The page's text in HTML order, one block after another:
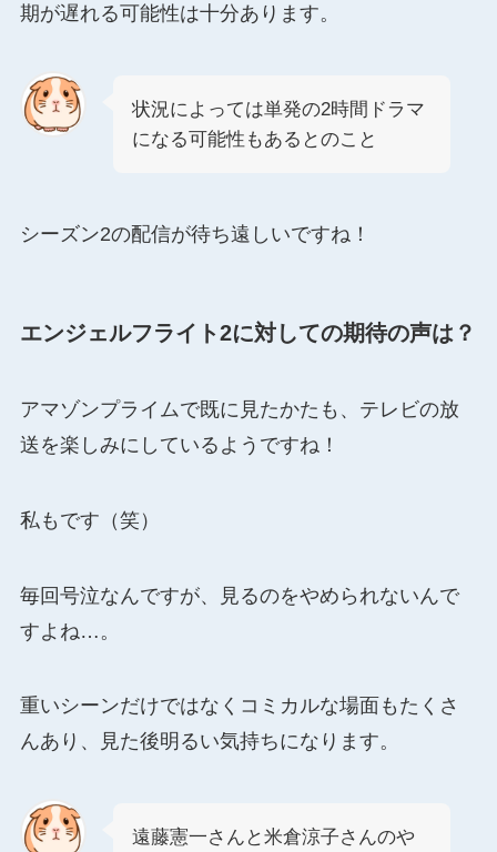
期が遅れる可能性は十分あります。
状況によっては単発の2時間ドラマ
になる可能性もあるとのこと
シーズン2の配信が待ち遠しいですね！
エンジェルフライト2に対しての期待の声は？
アマゾンプライムで既に見たかたも、テレビの放
送を楽しみにしているようですね！
私もです（笑）
毎回号泣なんですが、見るのをやめられないんで
すよね…。
重いシーンだけではなくコミカルな場面もたくさ
んあり、見た後明るい気持ちになります。
遠藤憲一さんと米倉涼子さんのや